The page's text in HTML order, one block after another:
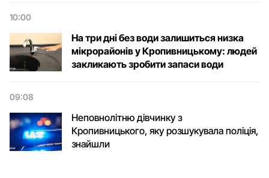
10:00
На три дні без води залишиться низка
мікрорайонів у Кропивницькому: людей
закликають зробити запаси води
09:08
Неповнолітню дівчинку з
Кропивницького, яку розшукувала поліція,
знайшли